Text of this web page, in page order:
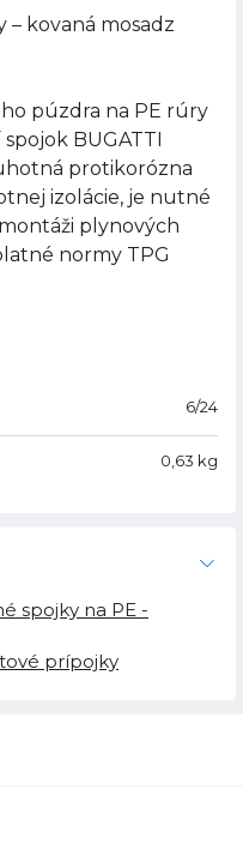
– kovaná mosadz
púzdra na PE rúry
BUGATTI
protikorózna
izolácie, je nutné
plynových
normy TPG
6/24
0,63 kg
spojky na PE -
prípojky